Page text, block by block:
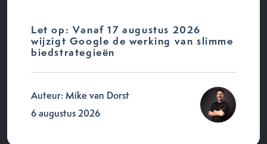
Let op: Vanaf 17 augustus 2026
wijzigt Google de werking van slimme
biedstrategieën
Auteur: Mike van Dorst
6 augustus 2026